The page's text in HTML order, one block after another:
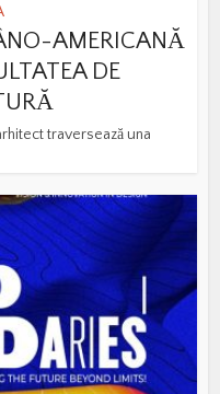
AMERICANĂ
DE
traversează una